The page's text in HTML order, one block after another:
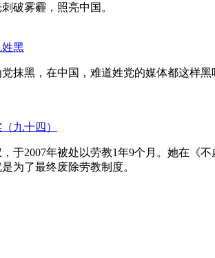
破雾霾，照亮中国。
姓黑
党抹黑，在中国，难道姓党的媒体都这样
九十四）
于2007年被处以劳教1年9个月。她在《
为了最终废除劳教制度。